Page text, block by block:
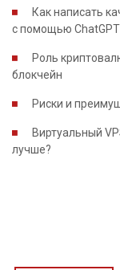
Как написать
с помощью ChatGPT
Роль
блокчейн
Риски и
Виртуальный
лучше?